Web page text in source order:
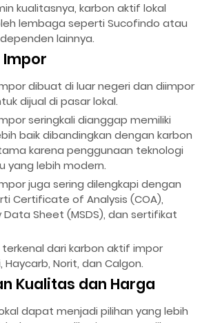
kualitasnya, karbon aktif lokal
lembaga seperti Sucofindo atau
lainnya.
dibuat di luar negeri dan diimpor
dijual di pasar lokal.
seringkali dianggap memiliki
baik dibandingkan dengan karbon
karena penggunaan teknologi
yang lebih modern.
juga sering dilengkapi dengan
Certificate of Analysis (COA),
Sheet (MSDS), dan sertifikat
dari karbon aktif impor
Norit, dan Calgon.
Kualitas dan Harga
dapat menjadi pilihan yang lebih